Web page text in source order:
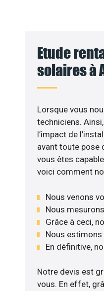
Etude
solaires à
Lorsque vous
techniciens.
l’impact de
avant toute pose
vous êtes
voici comment
Nous venons
Nous
Grâce à ceci,
Nous
En définitive,
Notre devis est
vous. En effet,